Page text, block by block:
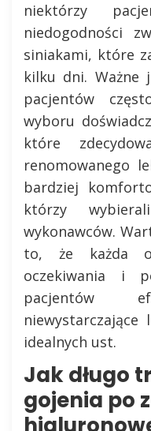
niektórzy
niedogodności
siniakami, które
kilku dni. Ważne
pacjentów
wyboru
które
renomowanego
bardziej
którzy
wykonawców.
to, że każda
oczekiwania i
pacjentów
idealnych ust.
Jak długo
gojenia po